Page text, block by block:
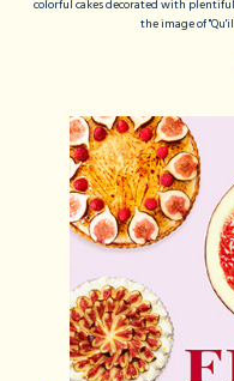
colorful cakes decorated with
the image of